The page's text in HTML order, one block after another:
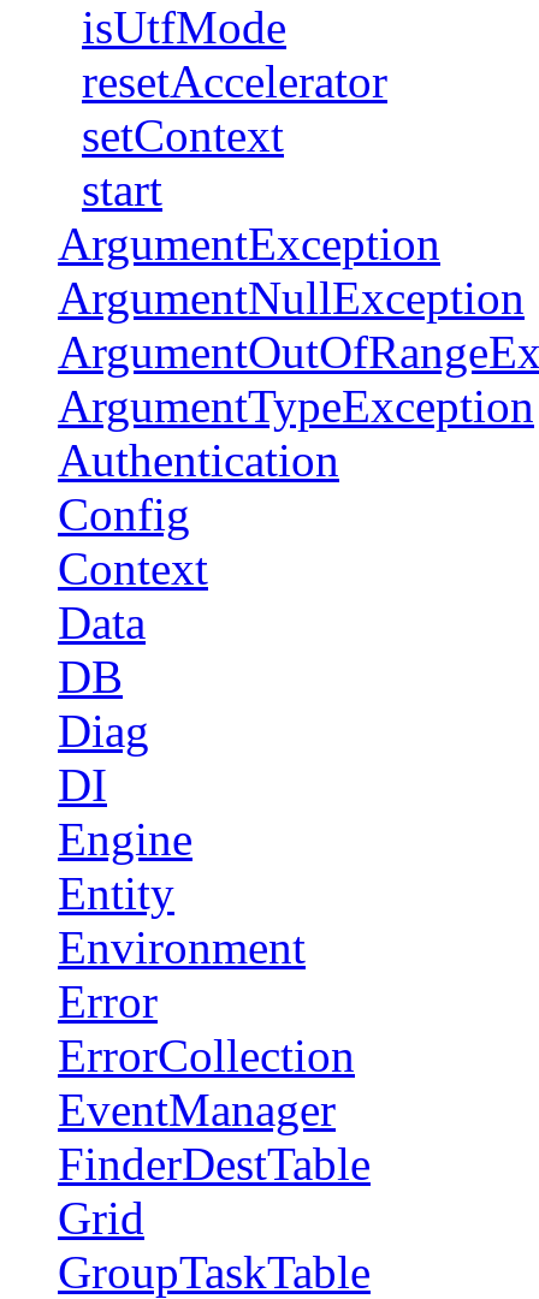
isUtfMode
resetAccelerator
setContext
start
ArgumentException
ArgumentNullException
ArgumentTypeException
Authentication
Config
Context
Data
DB
Diag
DI
Engine
Entity
Environment
Error
ErrorCollection
EventManager
FinderDestTable
Grid
GroupTaskTable